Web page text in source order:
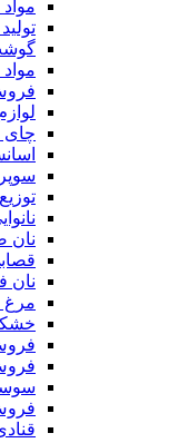
مواد
چای
نان
نان